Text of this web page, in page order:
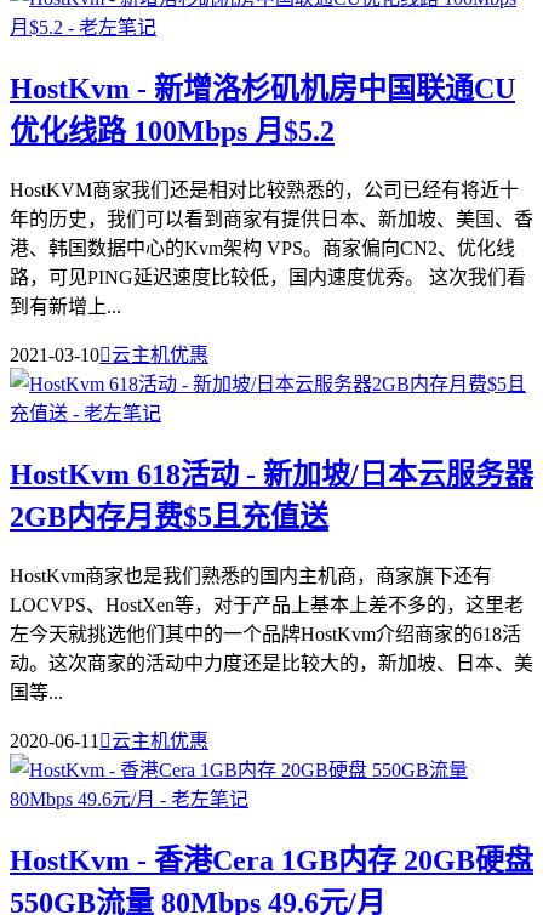
HostKvm - 新增洛杉矶机房中国联通CU
优化线路 100Mbps 月$5.2
HostKVM商家我们还是相对比较熟悉的，公司已经有将近十
年的历史，我们可以看到商家有提供日本、新加坡、美国、香
港、韩国数据中心的Kvm架构 VPS。商家偏向CN2、优化线
路，可见PING延迟速度比较低，国内速度优秀。 这次我们看
到有新增上...
2021-03-10云主机优惠
HostKvm 618活动 - 新加坡/日本云服务器
2GB内存月费$5且充值送
HostKvm商家也是我们熟悉的国内主机商，商家旗下还有
LOCVPS、HostXen等，对于产品上基本上差不多的，这里老
左今天就挑选他们其中的一个品牌HostKvm介绍商家的618活
动。这次商家的活动中力度还是比较大的，新加坡、日本、美
国等...
2020-06-11 云主机优惠
HostKvm - 香港Cera 1GB内存 20GB硬盘
550GB流量 80Mbps 49.6元/月